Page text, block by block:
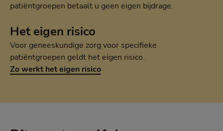
patiëntgroepen betaalt u geen eigen bijdrage.
Het eigen risico
Voor geneeskundige zorg voor specifieke
patiëntgroepen geldt het eigen risico.
Zo werkt het eigen risico